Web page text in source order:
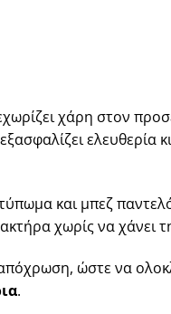
χάρη στον
ελευθερία
και μπεζ
χωρίς να χάνει
ώστε να
.